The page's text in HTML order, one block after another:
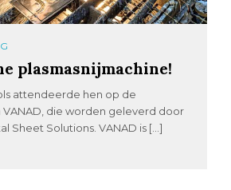
plasmasnijmachine!
attendeerde hen op de
VANAD, die worden geleverd door
Sheet Solutions. VANAD is […]